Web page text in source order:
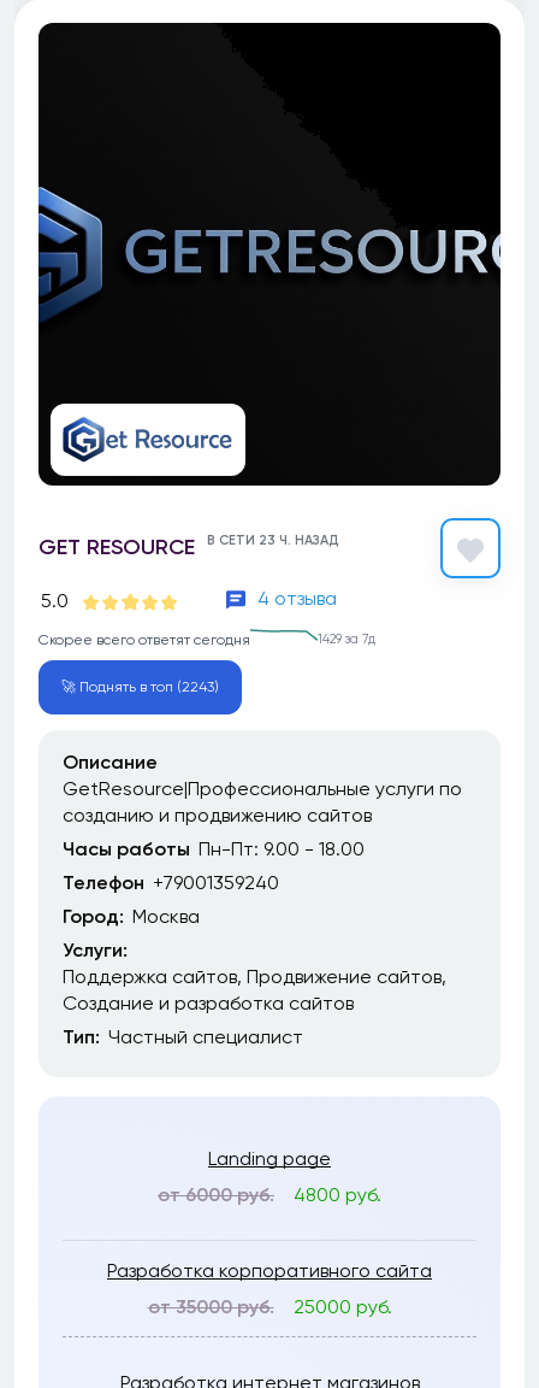
GET RESOURCE В СЕТИ 23 Ч. НАЗАД
5.0 4 отзыва
Скорее всего ответят сегодня 1429 за 7д
🚀 Поднять в топ (2243)
Описание
GetResource|Профессиональные услуги по
созданию и продвижению сайтов
Часы работы Пн-Пт: 9.00 - 18.00
Телефон +79001359240
Город: Москва
Услуги:
Поддержка сайтов Продвижение сайтов
Создание и разработка сайтов
Тип: Частный специалист
Landing page
от 6000 руб.
4800 руб.
Разработка корпоративного сайта
от 35000 руб.
25000 руб.
Разработка интернет магазинов